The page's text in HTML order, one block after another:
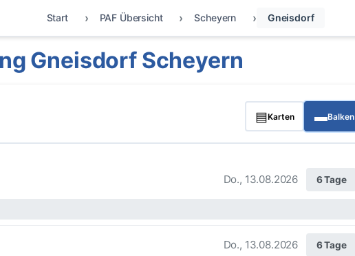
Start PAF Übersicht Scheyern Gneisdorf
Gneisdorf Scheyern
▤Karten ▬Balken
Do., 13.08.2026 6 Tage
Do., 13.08.2026 6 Tage